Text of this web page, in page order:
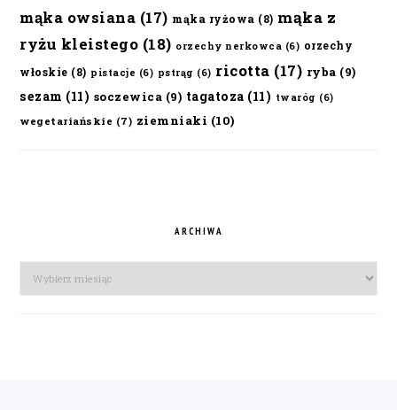
mąka owsiana (17) mąka ryżowa (8) mąka z
ryżu kleistego (18) orzechy nerkowca (6) orzechy
włoskie (8) pistacje (6) pstrąg (6) ricotta (17) ryba (9)
sezam (11) soczewica (9) tagatoza (11) twaróg (6)
wegetariańskie (7) ziemniaki (10)
ARCHIWA
Archiwa